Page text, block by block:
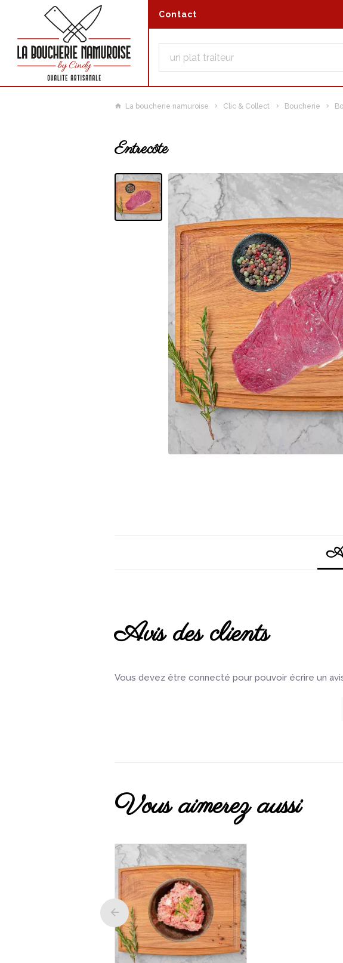
Contact
La boucherie namuroise Clic & Collect Boucherie
Entrecôte
Avis des clients
Vous devez être connecté pour pouvoir écrire un
Vous aimerez aussi